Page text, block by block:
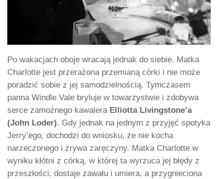
Po wakacjach oboje wracają jednak do siebie. Matka
Charlotte jest przerażona przemianą córki i nie może
poradzić sobie z jej samodzielnością. Tymczasem
panna Windle Vale bryluje w towarzystwie i zdobywa
serce zamożnego kawalera Elliotta Livingstone’a
(John Loder). Gdy jednak na jednym z przyjęć spotyka
Jerry’ego, dochodzi do wniosku, że nie kocha
narzeczonego i zrywa zaręczyny. Matka Charlotte w
wyniku kłótni z córką, w której ta wyrzuca jej błędy z
przeszłości, dostaje zawału i umiera, a przygnieciona